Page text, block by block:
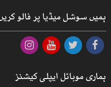
ہمیں سوشل میڈیا پر فالو
ہماری موبائل ایپلی کیشنز